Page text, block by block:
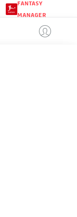
FANTASY
MANAGER